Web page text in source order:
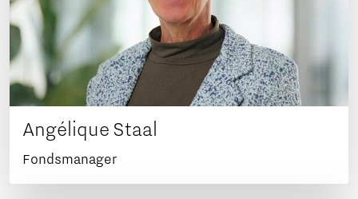
Angélique Staal
Fondsmanager